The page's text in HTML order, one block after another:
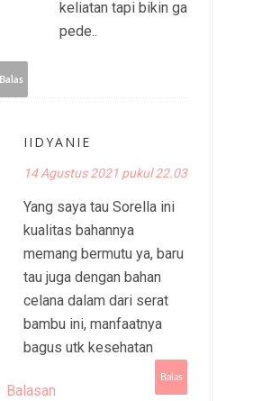
keliatan tapi bikin ga
pede..
Balas
IIDYANIE
14 Agustus 2021 pukul 22.03
Yang saya tau Sorella ini
kualitas bahannya
memang bermutu ya, baru
tau juga dengan bahan
celana dalam dari serat
bambu ini, manfaatnya
bagus utk kesehatan
Balas
Balasan